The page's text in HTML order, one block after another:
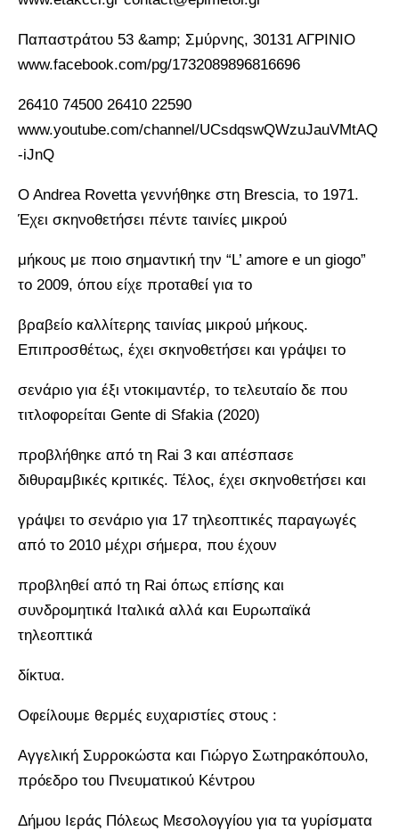
Παπαστράτου 53 &amp; Σμύρνης, 30131 ΑΓΡΙΝΙΟ
www.facebook.com/pg/1732089896816696
26410 74500 26410 22590
www.youtube.com/channel/UCsdqswQWzuJauVMtAQ
-iJnQ
O Andrea Rovetta γεννήθηκε στη Brescia, το 1971.
Έχει σκηνοθετήσει πέντε ταινίες μικρού
μήκους με ποιο σημαντική την “L’ amore e un giogo”
το 2009, όπου είχε προταθεί για το
βραβείο καλλίτερης ταινίας μικρού μήκους.
Επιπροσθέτως, έχει σκηνοθετήσει και γράψει το
σενάριο για έξι ντοκιμαντέρ, το τελευταίο δε που
τιτλοφορείται Gente di Sfakia (2020)
προβλήθηκε από τη Rai 3 και απέσπασε
διθυραμβικές κριτικές. Τέλος, έχει σκηνοθετήσει και
γράψει το σενάριο για 17 τηλεοπτικές παραγωγές
από το 2010 μέχρι σήμερα, που έχουν
προβληθεί από τη Rai όπως επίσης και
συνδρομητικά Ιταλικά αλλά και Ευρωπαϊκά
τηλεοπτικά
δίκτυα.
Οφείλουμε θερμές ευχαριστίες στους :
Αγγελική Συρροκώστα και Γιώργο Σωτηρακόπουλο,
πρόεδρο του Πνευματικού Κέντρου
Δήμου Ιεράς Πόλεως Μεσολογγίου για τα γυρίσματα